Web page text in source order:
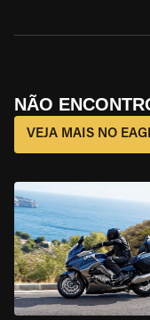
NÃO
VEJA MAIS NO